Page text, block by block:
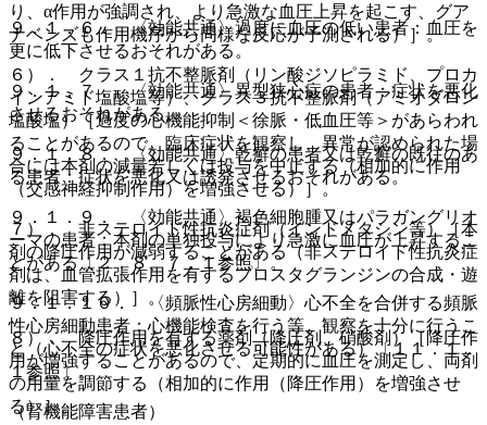
り、α作用が強調され、より急激な血圧上昇を起こす、グア
ナベンズも作用機序から同様な反応が予測される）］。
６）． クラス１抗不整脈剤（リン酸ジソピラミド、プロカ
インアミド塩酸塩等）、クラス３抗不整脈剤（アミオダロン
塩酸塩）［過度の心機能抑制＜徐脈・低血圧等＞があらわれ
ることがあるので、臨床症状を観察し、異常が認められた場
合には本剤の減量若しくは投与を中止する（相加的に作用
（交感神経抑制作用）を増強させる）］。
７）． 非ステロイド性抗炎症剤（インドメタシン等）［本
剤の降圧作用が減弱することがある（非ステロイド性抗炎症
剤は、血管拡張作用を有するプロスタグランジンの合成・遊
離を阻害する）］。
８）． 降圧作用を有する薬剤（降圧剤、硝酸剤）［降圧作
用が増強することがあるので、定期的に血圧を測定し、両剤
の用量を調節する（相加的に作用（降圧作用）を増強させ
る）］。
９．１．６． 〈効能共通〉過度に血圧の低い患者：血圧を
更に低下させるおそれがある。
９．１．７． 〈効能共通〉異型狭心症の患者：症状を悪化
させるおそれがある。
９．１．８． 〈効能共通〉乾癬の患者又は乾癬の既往のあ
る患者：症状を悪化又は誘発させるおそれがある。
９．１．９． 〈効能共通〉褐色細胞腫又はパラガングリオ
ーマの患者：本剤の単独投与により急激に血圧が上昇するこ
とがある〔２．８、７．１参照〕。
９．１．１０． 〈頻脈性心房細動〉心不全を合併する頻脈
性心房細動患者：心機能検査を行う等、観察を十分に行うこ
と（心不全の症状を悪化させる可能性がある）〔１１．１．
１参照〕。
（腎機能障害患者）